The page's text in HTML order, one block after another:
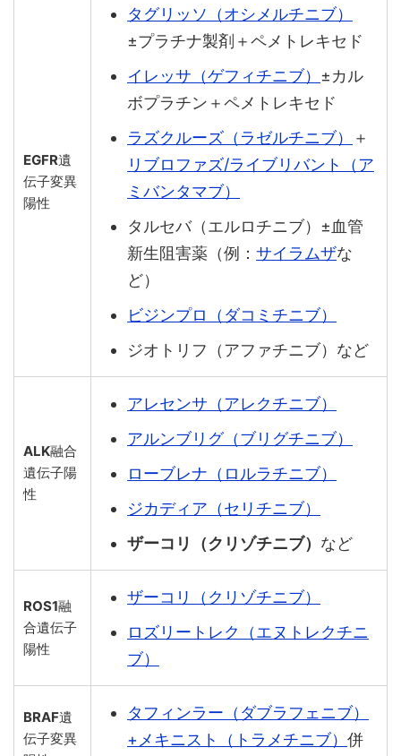
EGFR遺
伝子変異
陽性
タグリッソ（オシメルチニブ）
±プラチナ製剤＋ペメトレキセド
イレッサ（ゲフィチニブ） ±カル
ボプラチン＋ペメトレキセド
ラズクルーズ（ラゼルチニブ）
＋
リブロファズ/ライブリバント（ア
ミバンタマブ）
タルセバ（エルロチニブ）±血管
新生阻害薬（例： サイラムザな
ど）
ビジンプロ（ダコミチニブ）
ジオトリフ（アファチニブ）など
ALK融合
遺伝子陽
性
アレセンサ（アレクチニブ）
アルンブリグ（ブリグチニブ）
ローブレナ（ロルラチニブ）
ジカディア（セリチニブ）
ザーコリ（クリゾチニブ） など
ROS1融
合遺伝子
陽性
ザーコリ（クリゾチニブ）
ロズリートレク（エヌトレクチニ
ブ）
BRAF遺
伝子変異
タフィンラー（ダブラフェニブ）
+メキニスト（トラメチニブ） 併